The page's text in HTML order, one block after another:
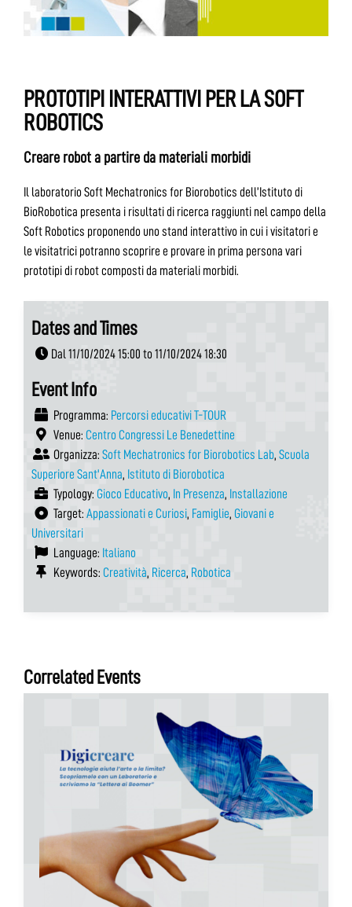
PROTOTIPI INTERATTIVI PER LA SOFT
ROBOTICS
Creare robot a partire da materiali morbidi
Il laboratorio Soft Mechatronics for Biorobotics dell’Istituto di
BioRobotica presenta i risultati di ricerca raggiunti nel campo della
Soft Robotics proponendo uno stand interattivo in cui i visitatori e
le visitatrici potranno scoprire e provare in prima persona vari
prototipi di robot composti da materiali morbidi.
Dates and Times
Dal 11/10/2024 15:00 to 11/10/2024 18:30
Event Info
Programma: Percorsi educativi T-TOUR
Venue: Centro Congressi Le Benedettine
Organizza: Soft Mechatronics for Biorobotics Lab, Scuola
Superiore Sant'Anna, Istituto di Biorobotica
Typology: Gioco Educativo, In Presenza, Installazione
Target: Appassionati e Curiosi, Famiglie, Giovani e
Universitari
Language: Italiano
Keywords: Creatività, Ricerca, Robotica
Correlated Events